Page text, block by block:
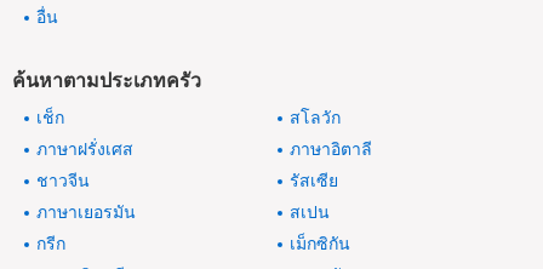
อื่น
ค้นหาตามประเภทครัว
เช็ก
สโลวัก
ภาษาฝรั่งเศส
ภาษาอิตาลี
ชาวจีน
รัสเซีย
ภาษาเยอรมัน
สเปน
กรีก
เม็กซิกัน